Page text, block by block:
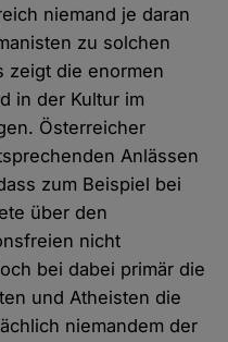
niemand je daran
zu solchen
zeigt die enormen
in der Kultur im
Österreicher
Anlässen
zum Beispiel bei
über den
nicht
bei dabei primär die
und Atheisten die
niemandem der